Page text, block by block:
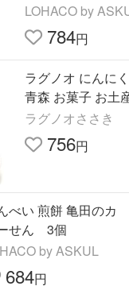
LOHACO by
784円
ラグノオ にんに
青森 お菓子 お土
ラグノオささき
756円
べい 煎餅 亀田のカ
せん 3個
by ASKUL
684円